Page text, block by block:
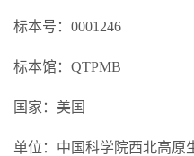
标本号：0001246
标本馆：QTPMB
国家：美国
单位：中国科学院西北高原